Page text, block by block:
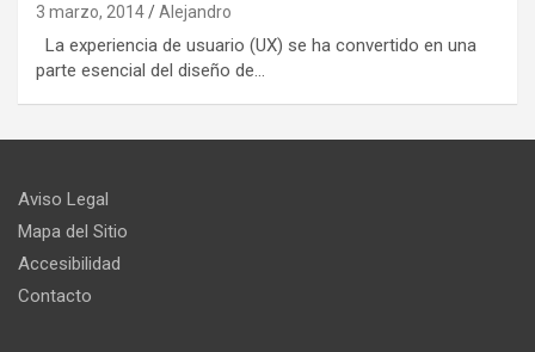
3 marzo, 2014 Alejandro
La experiencia de usuario (UX) se ha convertido en una
parte esencial del diseño de…
Aviso Legal
Mapa del Sitio
Accesibilidad
Contacto